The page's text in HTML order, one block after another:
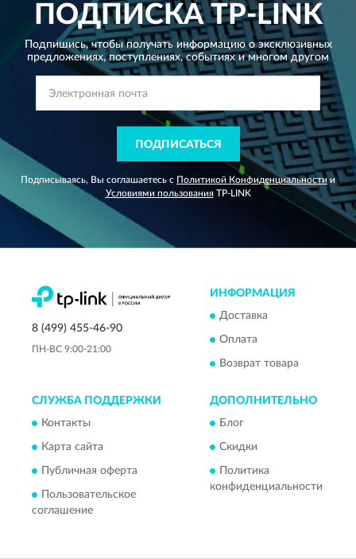
ПОДПИСКАTP-LINK
Подпишись, чтобы получать информацию о эксклюзивных
предложениях,поступлениях, событиях и многом другом
ПОДПИСАТЬСЯ
Подписываясь, Вы соглашаетесь с Политикой Конфиденциальности и
Условиями пользованияTP-LINK
8 (499) 455-46-90
ПН-ВС 9:00-21:00
ИНФОРМАЦИЯ
Доставка
Оплата
Возврат товара
СЛУЖБА ПОДДЕРЖКИ
Контакты
Карта сайта
Публичная оферта
Пользовательское
соглашение
ДОПОЛНИТЕЛЬНО
Блог
Скидки
Политика
конфиденциальности